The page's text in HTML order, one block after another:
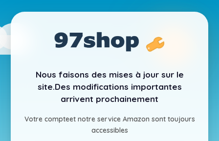
Nous faisons des mises à jour sur le
site.Des modifications importantes
arrivent prochainement
Votre compteet notre service Amazon sont toujours
accessibles